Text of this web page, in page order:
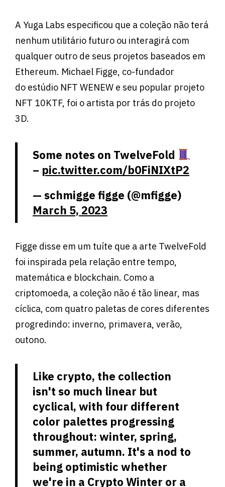
A Yuga Labs especificou que a coleção não terá
nenhum utilitário futuro ou interagirá com
qualquer outro de seus projetos baseados em
Ethereum. Michael Figge, co-fundador
do estúdio NFT WENEW e seu popular projeto
NFT 10KTF, foi o artista por trás do projeto
3D.
Some notes on TwelveFold
– pic.twitter.com/b0FiNIXtP2
— schmigge figge (@mfigge)
March 5, 2023
Figge disse em um tuíte que a arte TwelveFold
foi inspirada pela relação entre tempo,
matemática e blockchain. Como a
criptomoeda, a coleção não é tão linear, mas
cíclica, com quatro paletas de cores diferentes
progredindo: inverno, primavera, verão,
outono.
Like crypto, the collection
isn't so much linear but
cyclical, with four different
color palettes progressing
throughout: winter, spring,
summer, autumn. It's a nod to
being optimistic whether
we're in a Crypto Winter or a